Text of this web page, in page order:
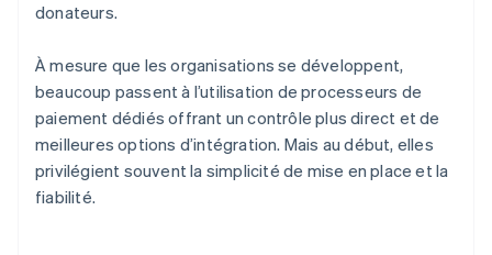
donateurs.
À mesure que les organisations se développent,
beaucoup passent à l’utilisation de processeurs de
paiement dédiés offrant un contrôle plus direct et de
meilleures options d’intégration. Mais au début, elles
privilégient souvent la simplicité de mise en place et la
fiabilité.